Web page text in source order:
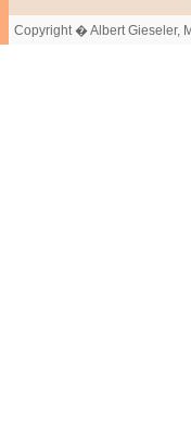
Copyright � Albert Gieseler,